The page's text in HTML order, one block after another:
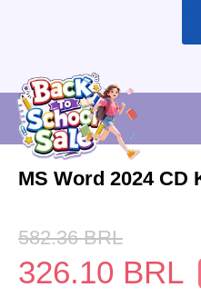
MS Word 2024 CD
582.36 BRL
326.10 BRL